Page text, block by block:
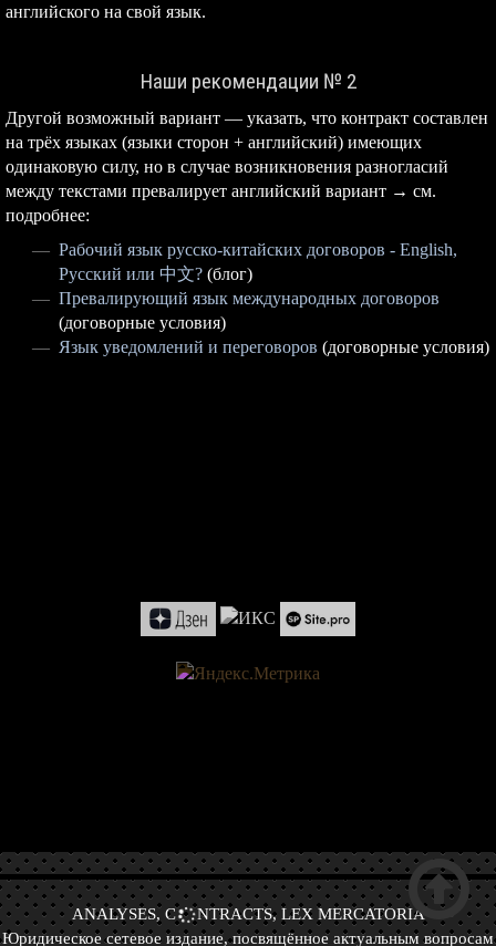
английского на свой язык.
Наши рекомендации № 2
Другой возможный вариант — указать, что контракт составлен
на трёх языках (языки сторон + английский) имеющих
одинаковую силу, но в случае возникновения разногласий
между текстами превалирует английский вариант → см.
подробнее:
Рабочий язык русско-китайских договоров - English,
Русский или 中文? (блог)
Превалирующий язык международных договоров
(договорные условия)
Язык уведомлений и переговоров (договорные условия)
ANALYSES, C
NTRACTS, LEX MERCATORIA
Юридическое сетевое издание, посвящённое актуальным вопросам
